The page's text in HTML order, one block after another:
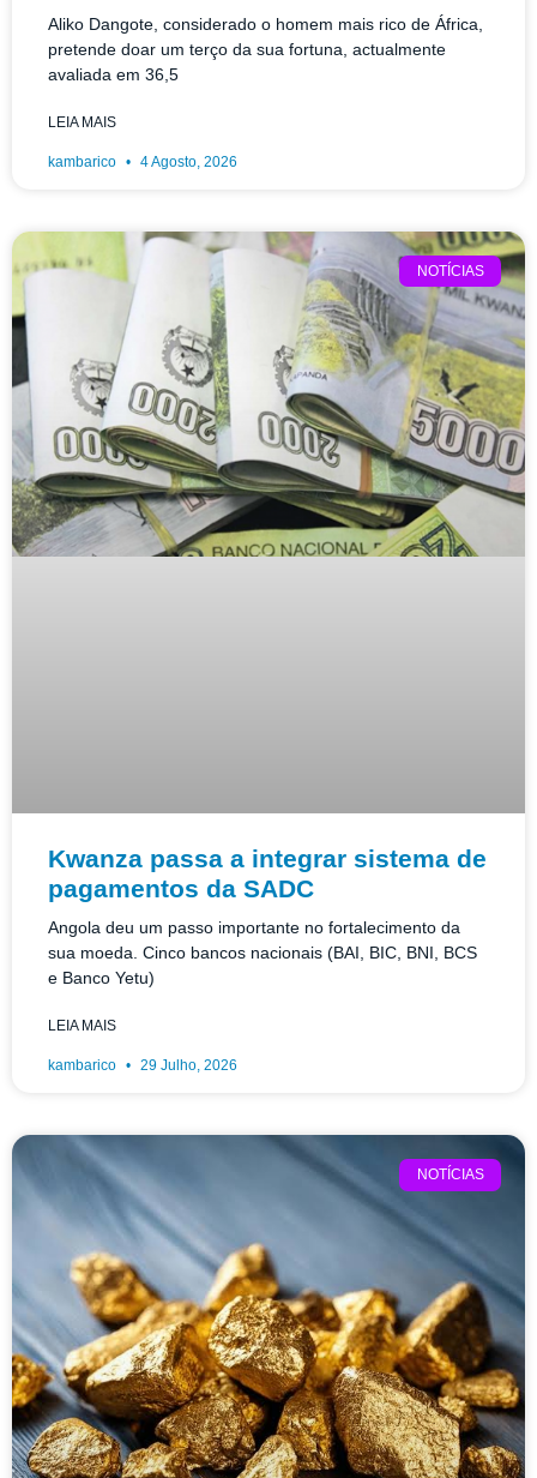
Aliko Dangote, considerado o homem mais rico de África,
pretende doar um terço da sua fortuna, actualmente
avaliada em 36,5
LEIA MAIS
kambarico 4 Agosto, 2026
NOTÍCIAS
Kwanza passa a integrar sistema de
pagamentos da SADC
Angola deu um passo importante no fortalecimento da
sua moeda. Cinco bancos nacionais (BAI, BIC, BNI, BCS
e Banco Yetu)
LEIA MAIS
kambarico 29 Julho, 2026
NOTÍCIAS